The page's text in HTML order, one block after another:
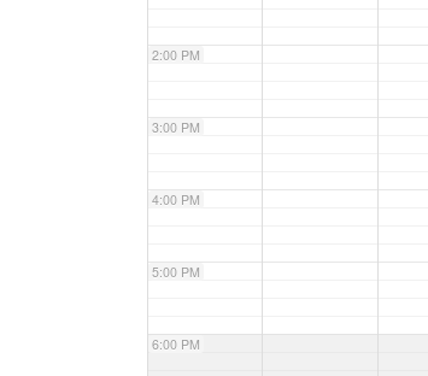
2:00 PM
3:00 PM
4:00 PM
5:00 PM
6:00 PM